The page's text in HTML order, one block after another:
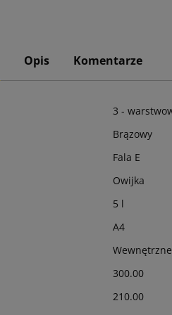
Opis Komentarze
3 -
Brązowy
Fala E
Owijka
5 l
A4
Wewnętrzne
300.00
210.00